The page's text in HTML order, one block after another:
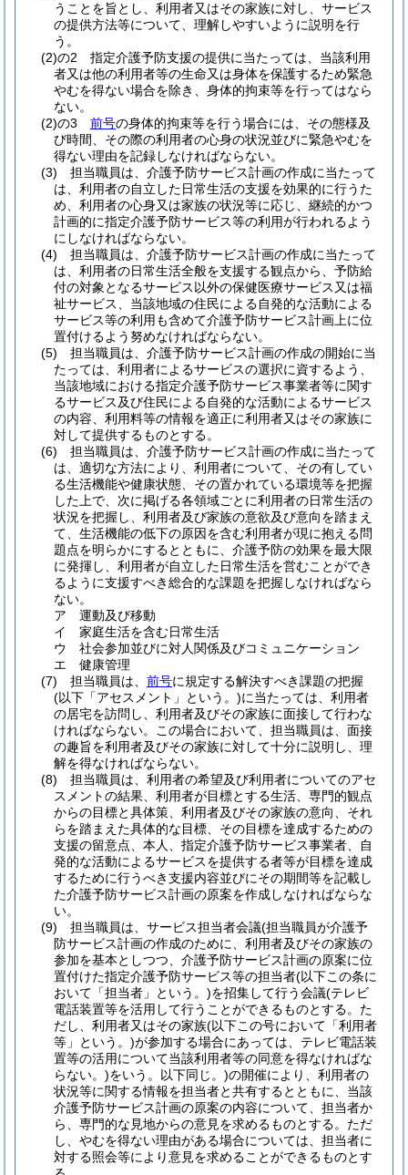
うことを旨とし、利用者又はその家族に対し、サービス
の提供方法等について、理解しやすいように説明を行
う。
(2)の2
指定介護予防支援の提供に当たっては、当該利用
者又は他の利用者等の生命又は身体を保護するため緊急
やむを得ない場合を除き、身体的拘束等を行ってはなら
ない。
(2)の3
前号の身体的拘束等を行う場合には、その態様及
び時間、その際の利用者の心身の状況並びに緊急やむを
得ない理由を記録しなければならない。
(3)
担当職員は、介護予防サービス計画の作成に当たって
は、利用者の自立した日常生活の支援を効果的に行うた
め、利用者の心身又は家族の状況等に応じ、継続的かつ
計画的に指定介護予防サービス等の利用が行われるよう
にしなければならない。
(4)
担当職員は、介護予防サービス計画の作成に当たって
は、利用者の日常生活全般を支援する観点から、予防給
付の対象となるサービス以外の保健医療サービス又は福
祉サービス、当該地域の住民による自発的な活動による
サービス等の利用も含めて介護予防サービス計画上に位
置付けるよう努めなければならない。
(5)
担当職員は、介護予防サービス計画の作成の開始に当
たっては、利用者によるサービスの選択に資するよう、
当該地域における指定介護予防サービス事業者等に関す
るサービス及び住民による自発的な活動によるサービス
の内容、利用料等の情報を適正に利用者又はその家族に
対して提供するものとする。
(6)
担当職員は、介護予防サービス計画の作成に当たって
は、適切な方法により、利用者について、その有してい
る生活機能や健康状態、その置かれている環境等を把握
した上で、次に掲げる各領域ごとに利用者の日常生活の
状況を把握し、利用者及び家族の意欲及び意向を踏まえ
て、生活機能の低下の原因を含む利用者が現に抱える問
題点を明らかにするとともに、介護予防の効果を最大限
に発揮し、利用者が自立した日常生活を営むことができ
るように支援すべき総合的な課題を把握しなければなら
ない。
ア
運動及び移動
イ
家庭生活を含む日常生活
ウ
社会参加並びに対人関係及びコミュニケーション
エ
健康管理
(7)
担当職員は、 前号に規定する解決すべき課題の把握
(以下「アセスメント」という。)に当たっては、利用者
の居宅を訪問し、利用者及びその家族に面接して行わな
ければならない。
この場合において、担当職員は、面接
の趣旨を利用者及びその家族に対して十分に説明し、理
解を得なければならない。
(8)
担当職員は、利用者の希望及び利用者についてのアセ
スメントの結果、利用者が目標とする生活、専門的観点
からの目標と具体策、利用者及びその家族の意向、それ
らを踏まえた具体的な目標、その目標を達成するための
支援の留意点、本人、指定介護予防サービス事業者、自
発的な活動によるサービスを提供する者等が目標を達成
するために行うべき支援内容並びにその期間等を記載し
た介護予防サービス計画の原案を作成しなければならな
い。
(9)
担当職員は、サービス担当者会議(担当職員が介護予
防サービス計画の作成のために、利用者及びその家族の
参加を基本としつつ、介護予防サービス計画の原案に位
置付けた指定介護予防サービス等の担当者(以下この条に
おいて「担当者」という。)を招集して行う会議(テレビ
電話装置等を活用して行うことができるものとする。た
だし、利用者又はその家族(以下この号において「利用者
等」という。)が参加する場合にあっては、テレビ電話装
置等の活用について当該利用者等の同意を得なければな
らない。)をいう。以下同じ。)の開催により、利用者の
状況等に関する情報を担当者と共有するとともに、当該
介護予防サービス計画の原案の内容について、担当者か
ら、専門的な見地からの意見を求めるものとする。 ただ
し、やむを得ない理由がある場合については、担当者に
対する照会等により意見を求めることができるものとす